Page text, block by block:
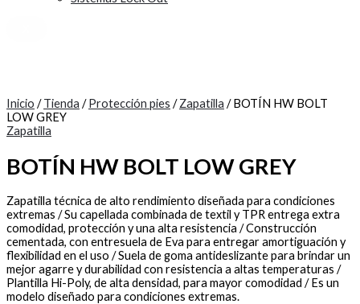
Inicio /Tienda /Protección pies /Zapatilla / BOTÍN HW BOLT
LOW GREY
Zapatilla
BOTÍN HW BOLT LOW GREY
Zapatilla técnica de alto rendimiento diseñada para condiciones
extremas / Su capellada combinada de textil y TPR entrega extra
comodidad, protección y una alta resistencia / Construcción
cementada, con entresuela de Eva para entregar amortiguación y
flexibilidad en el uso / Suela de goma antideslizante para brindar un
mejor agarre y durabilidad con resistencia a altas temperaturas /
Plantilla Hi-Poly, de alta densidad, para mayor comodidad / Es un
modelo diseñado para condiciones extremas.